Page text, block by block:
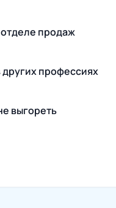
продаж
профессиях
выгореть